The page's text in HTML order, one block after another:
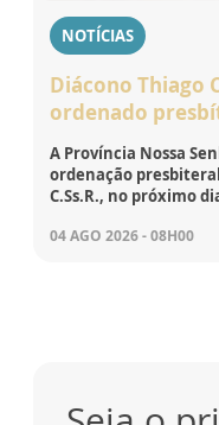
NOTÍCIAS
Diácono Thiago
ordenado
A Província Nossa
ordenação
C.Ss.R., no próximo
04 AGO 2026 - 08H00